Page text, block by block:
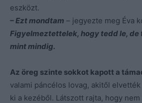
eszközt.
– Ezt mondtam – jegyezte meg Éva
Figyelmeztettelek, hogy tedd le, de
mint mindig.
Az öreg szinte sokkot kapott a
valami páncélos lovag, akitől
ki a kezéből. Látszott rajta, hogy